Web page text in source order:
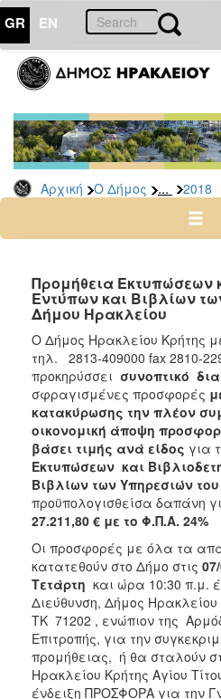
GR EN
Αρχική Ο Δήμος ... 2018
ΔΗΜΟΣ
Διακηρύξεις
-
Δημοπρασίες
Αρχείο
2025
2023
2022
2021
2020
2019
2018
2017
2016
2015
ΤΟΠΟΣ
ΠΟΛΙΤΙΣΜΟΣ
Προμήθεια Εκτυπώσεων
Εντύπων και Βιβλίων
Δήμου Ηρακλείου
Ο Δήμος Ηρακλείου Κρήτης
τηλ. 2813-409000 fax 2810-
προκηρύσσει συνοπτικό
σφραγισμένες προσφορές
κατακύρωσης την πλέον
οικονομική άποψη
βάσει τιμής ανά είδος για
Εκτυπώσεων και
Βιβλίων των Υπηρεσιών
προϋπολογισθείσα δαπάνη
27.211,80 € με το Φ.Π.Α. 24%
Οι προσφορές με όλα τα
κατατεθούν στο Δήμο στις
Τετάρτη και ώρα 10:30 π.μ.
Διεύθυνση, Δήμος Ηρακλείου
ΤΚ 71202 , ενώπιον της
Επιτροπής, για την
προμήθειας, ή θα σταλούν
Ηρακλείου Κρήτης Αγίου
ένδειξη ΠΡΟΣΦΟΡΑ για την